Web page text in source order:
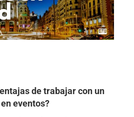
de trabajar con un
eventos?